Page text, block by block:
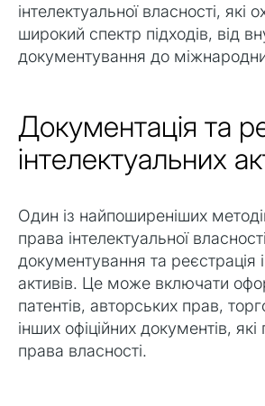
інтелектуальної власності, які
широкий спектр підходів, від
документування до
Документація та
інтелектуальних
Один із найпоширеніших
права інтелектуальної
документування та реєстрація
активів. Це може включати
патентів, авторських прав,
інших офіційних документів,
права власності.